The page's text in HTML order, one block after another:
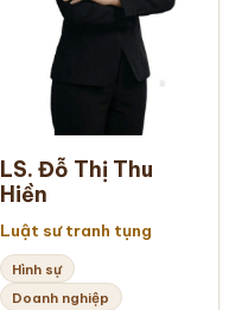
LS. Đỗ Thị Thu
Hiền
Luật sư tranh tụng
Hình sự
Doanh nghiệp